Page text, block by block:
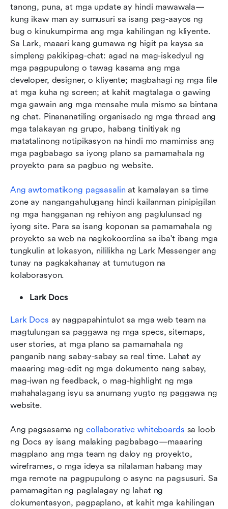
tanong, puna, at mga update ay hindi mawawala—
kung ikaw man ay sumusuri sa isang pag-aayos ng
bug o kinukumpirma ang mga kahilingan ng kliyente.
Sa Lark, maaari kang gumawa ng higit pa kaysa sa
simpleng pakikipag-chat: agad na mag-iskedyul ng
mga pagpupulong o tawag kasama ang mga
developer, designer, o kliyente; magbahagi ng mga file
at mga kuha ng screen; at kahit magtalaga o gawing
mga gawain ang mga mensahe mula mismo sa bintana
ng chat. Pinananatiling organisado ng mga thread ang
mga talakayan ng grupo, habang tinitiyak ng
matatalinong notipikasyon na hindi mo mamimiss ang
mga pagbabago sa iyong plano sa pamamahala ng
proyekto para sa pagbuo ng website.
Ang awtomatikong pagsasalin at kamalayan sa time
zone ay nangangahulugang hindi kailanman pinipigilan
ng mga hangganan ng rehiyon ang paglulunsad ng
iyong site. Para sa isang koponan sa pamamahala ng
proyekto sa web na nagkokoordina sa iba't ibang mga
tungkulin at lokasyon, nililikha ng Lark Messenger ang
tunay na pagkakahanay at tumutugon na
kolaborasyon.
Lark Docs
Lark Docs ay nagpapahintulot sa mga web team na
magtulungan sa paggawa ng mga specs, sitemaps,
user stories, at mga plano sa pamamahala ng
panganib nang sabay-sabay sa real time. Lahat ay
maaaring mag-edit ng mga dokumento nang sabay,
mag-iwan ng feedback, o mag-highlight ng mga
mahahalagang isyu sa anumang yugto ng paggawa ng
website.
Ang pagsasama ng collaborative whiteboards sa loob
ng Docs ay isang malaking pagbabago—maaaring
magplano ang mga team ng daloy ng proyekto,
wireframes, o mga ideya sa nilalaman habang may
mga remote na pagpupulong o async na pagsusuri. Sa
pamamagitan ng paglalagay ng lahat ng
dokumentasyon, pagpaplano, at kahit mga kahilingan